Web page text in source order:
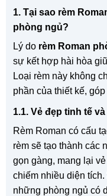
1. Tại sao rèm
phòng ngủ?
Lý do rèm Roman
sự kết hợp hài hòa
Loại rèm này không
phần của thiết kế,
1.1. Vẻ đẹp tinh tế
Rèm Roman có cấu
rèm sẽ tạo thành các
gọn gàng, mang lại
chiếm nhiều diện
những phòng ngủ có